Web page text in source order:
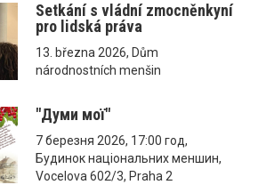
Setkání s vládní zmocněnkyní
pro lidská práva
13. března 2026, Dům
národnostních menšin
"Думи мої"
7 березня 2026, 17:00 год,
Будинок національних меншин,
Vocelova 602/3, Praha 2